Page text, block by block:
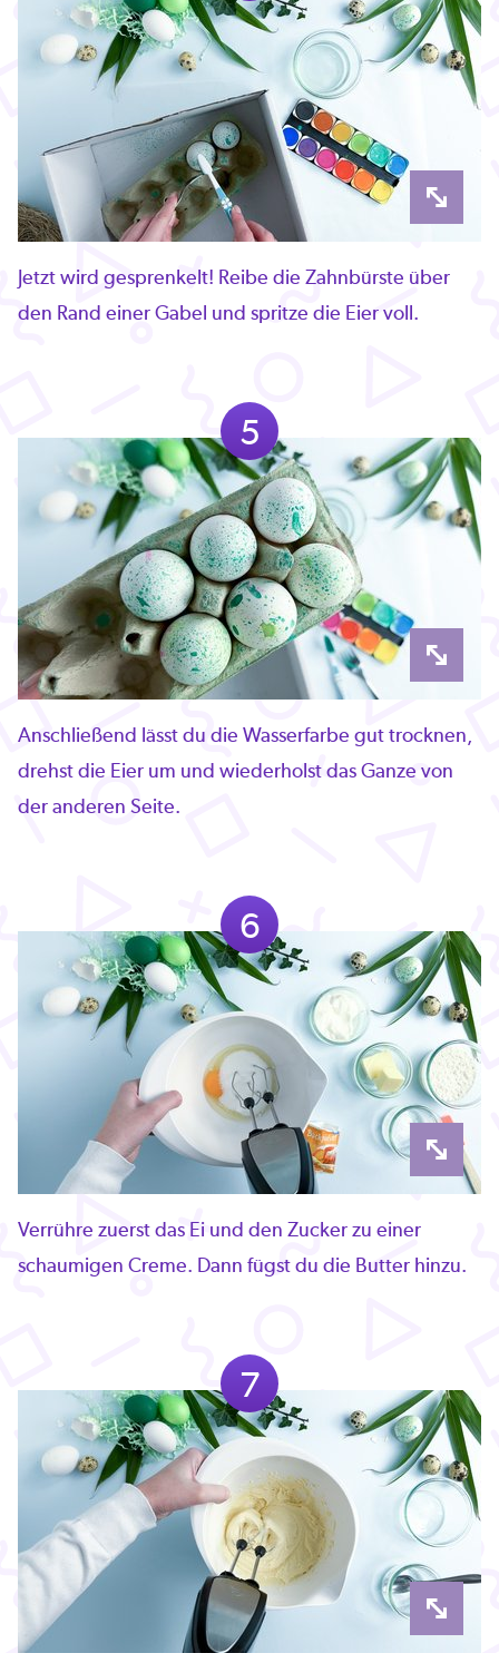
Jetzt wird gesprenkelt! Reibe die Zahnbürste über
den Rand einer Gabel und spritze die Eier voll.
5
Anschließend lässt du die Wasserfarbe gut trocknen,
drehst die Eier um und wiederholst das Ganze von
der anderen Seite.
6
Verrühre zuerst das Ei und den Zucker zu einer
schaumigen Creme. Dann fügst du die Butter hinzu.
7